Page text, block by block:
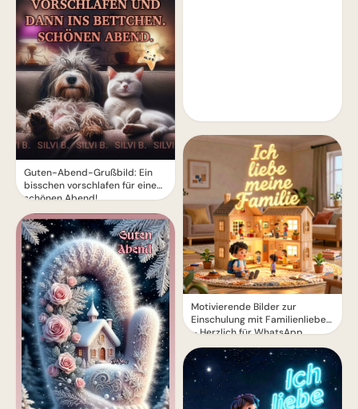
Guten-Abend-Grußbild: Ein
bisschen vorschlafen für einen
schönen Abend!
Motivierende Bilder zur
Einschulung mit Familienliebe
– Herzlich für WhatsApp